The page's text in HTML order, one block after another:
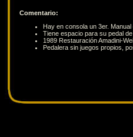
Comentario:
Hay en consola un 3er.
Tiene espacio para su pedal
1989 Restauración Amadini-
Pedalera sin juegos propios,